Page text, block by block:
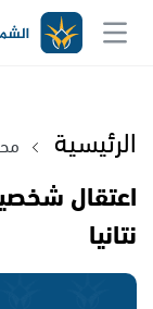
الرئيسية
اعتقال
نتانيا